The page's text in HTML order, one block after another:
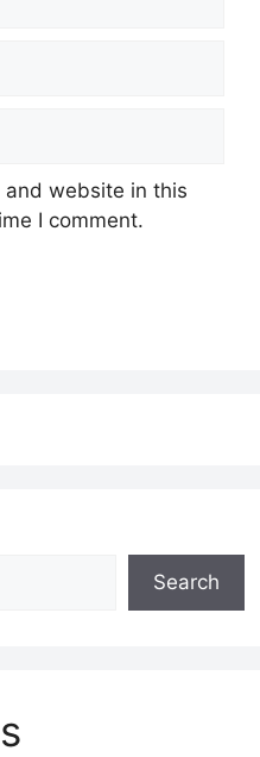
and website in this
I comment.
Search